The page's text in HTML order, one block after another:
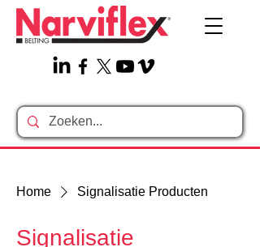
Home Signalisatie Producten
Signalisatie